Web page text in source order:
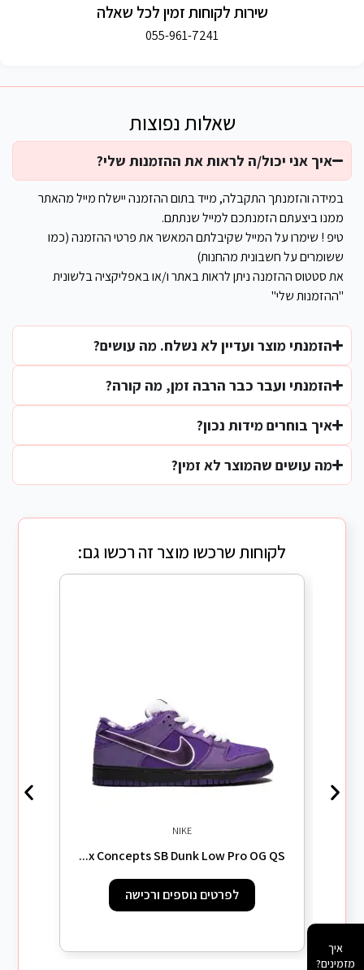
איך אני יכול/ה לראות את ההזמנות שלי?
במידה והזמנתך התקבלה, מייד בתום ההזמנה יישלח מייל מהאתר
ממנו ביצעתם הזמנתכם למייל שנתתם.
טיפ ! שימרו על המייל שקיבלתם המאשר את פרטי ההזמנה (כמו
ששומרים על חשבונית מהחנות)
את סטטוס ההזמנה ניתן לראות באתר ו/או באפליקציה בלשונית
"ההזמנות שלי"
הזמנתי מוצר ועדיין לא נשלח. מה עושים?
הזמנתי ועבר כבר הרבה זמן, מה קורה?
איך בוחרים מידות נכון?
מה עושים שהמוצר לא זמין?
שאלות נפוצות
שירות לקוחות זמין לכל שאלה
055-961-7241
לקוחות שרכשו מוצר זה רכשו גם:
NIKE
x Concepts SB Dunk Low Pro OG QS...
לפרטים נוספים ורכישה
איך
מזמינים?